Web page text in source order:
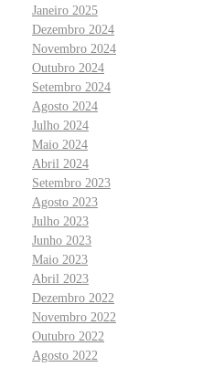
Janeiro 2025
Dezembro 2024
Novembro 2024
Outubro 2024
Setembro 2024
Agosto 2024
Julho 2024
Maio 2024
Abril 2024
Setembro 2023
Agosto 2023
Julho 2023
Junho 2023
Maio 2023
Abril 2023
Dezembro 2022
Novembro 2022
Outubro 2022
Agosto 2022